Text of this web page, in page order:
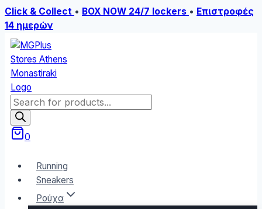
Click & Collect • BOX NOW 24/7 lockers • Επιστροφές
14 ημερών
Skip
to
content
Products
search
0
Running
Sneakers
Ρούχα